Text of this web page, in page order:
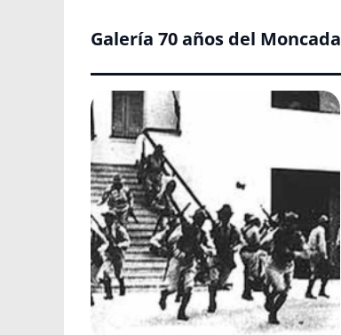
Galería 70 años del Moncada